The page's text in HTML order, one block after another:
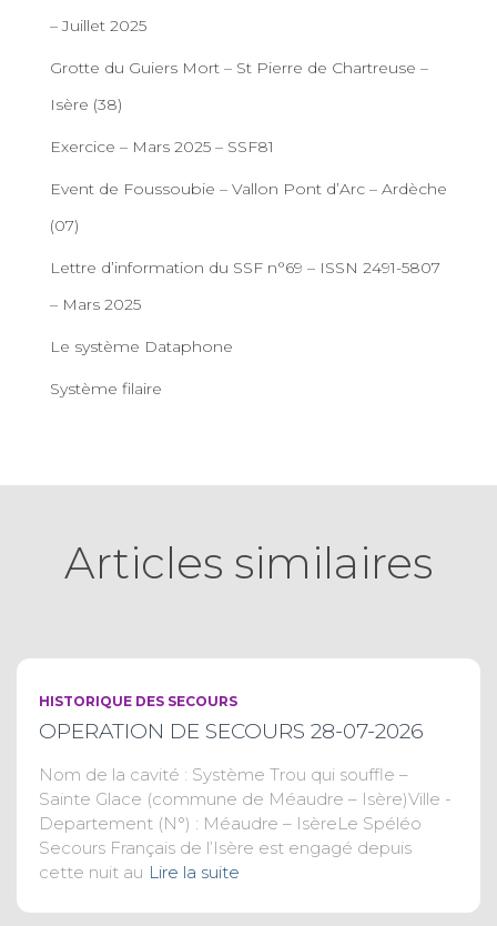
– Juillet 2025
Grotte du Guiers Mort – St Pierre de Chartreuse –
Isère (38)
Exercice – Mars 2025 – SSF81
Event de Foussoubie – Vallon Pont d’Arc – Ardèche
(07)
Lettre d’information du SSF n°69 – ISSN 2491-5807
– Mars 2025
Le système Dataphone
Système filaire
Articles similaires
HISTORIQUE DES SECOURS
OPERATION DE SECOURS 28-07-2026
Nom de la cavité : Système Trou qui souffle –
Sainte Glace (commune de Méaudre – Isère)Ville -
Departement (N°) : Méaudre – IsèreLe Spéléo
Secours Français de l’Isère est engagé depuis
cette nuit au Lire la suite